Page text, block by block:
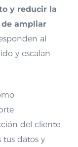
y reducir la
ampliar
al
y escalan
del cliente
tus datos y